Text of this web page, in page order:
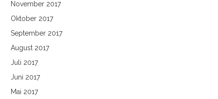
November 2017
Oktober 2017
September 2017
August 2017
Juli 2017
Juni 2017
Mai 2017